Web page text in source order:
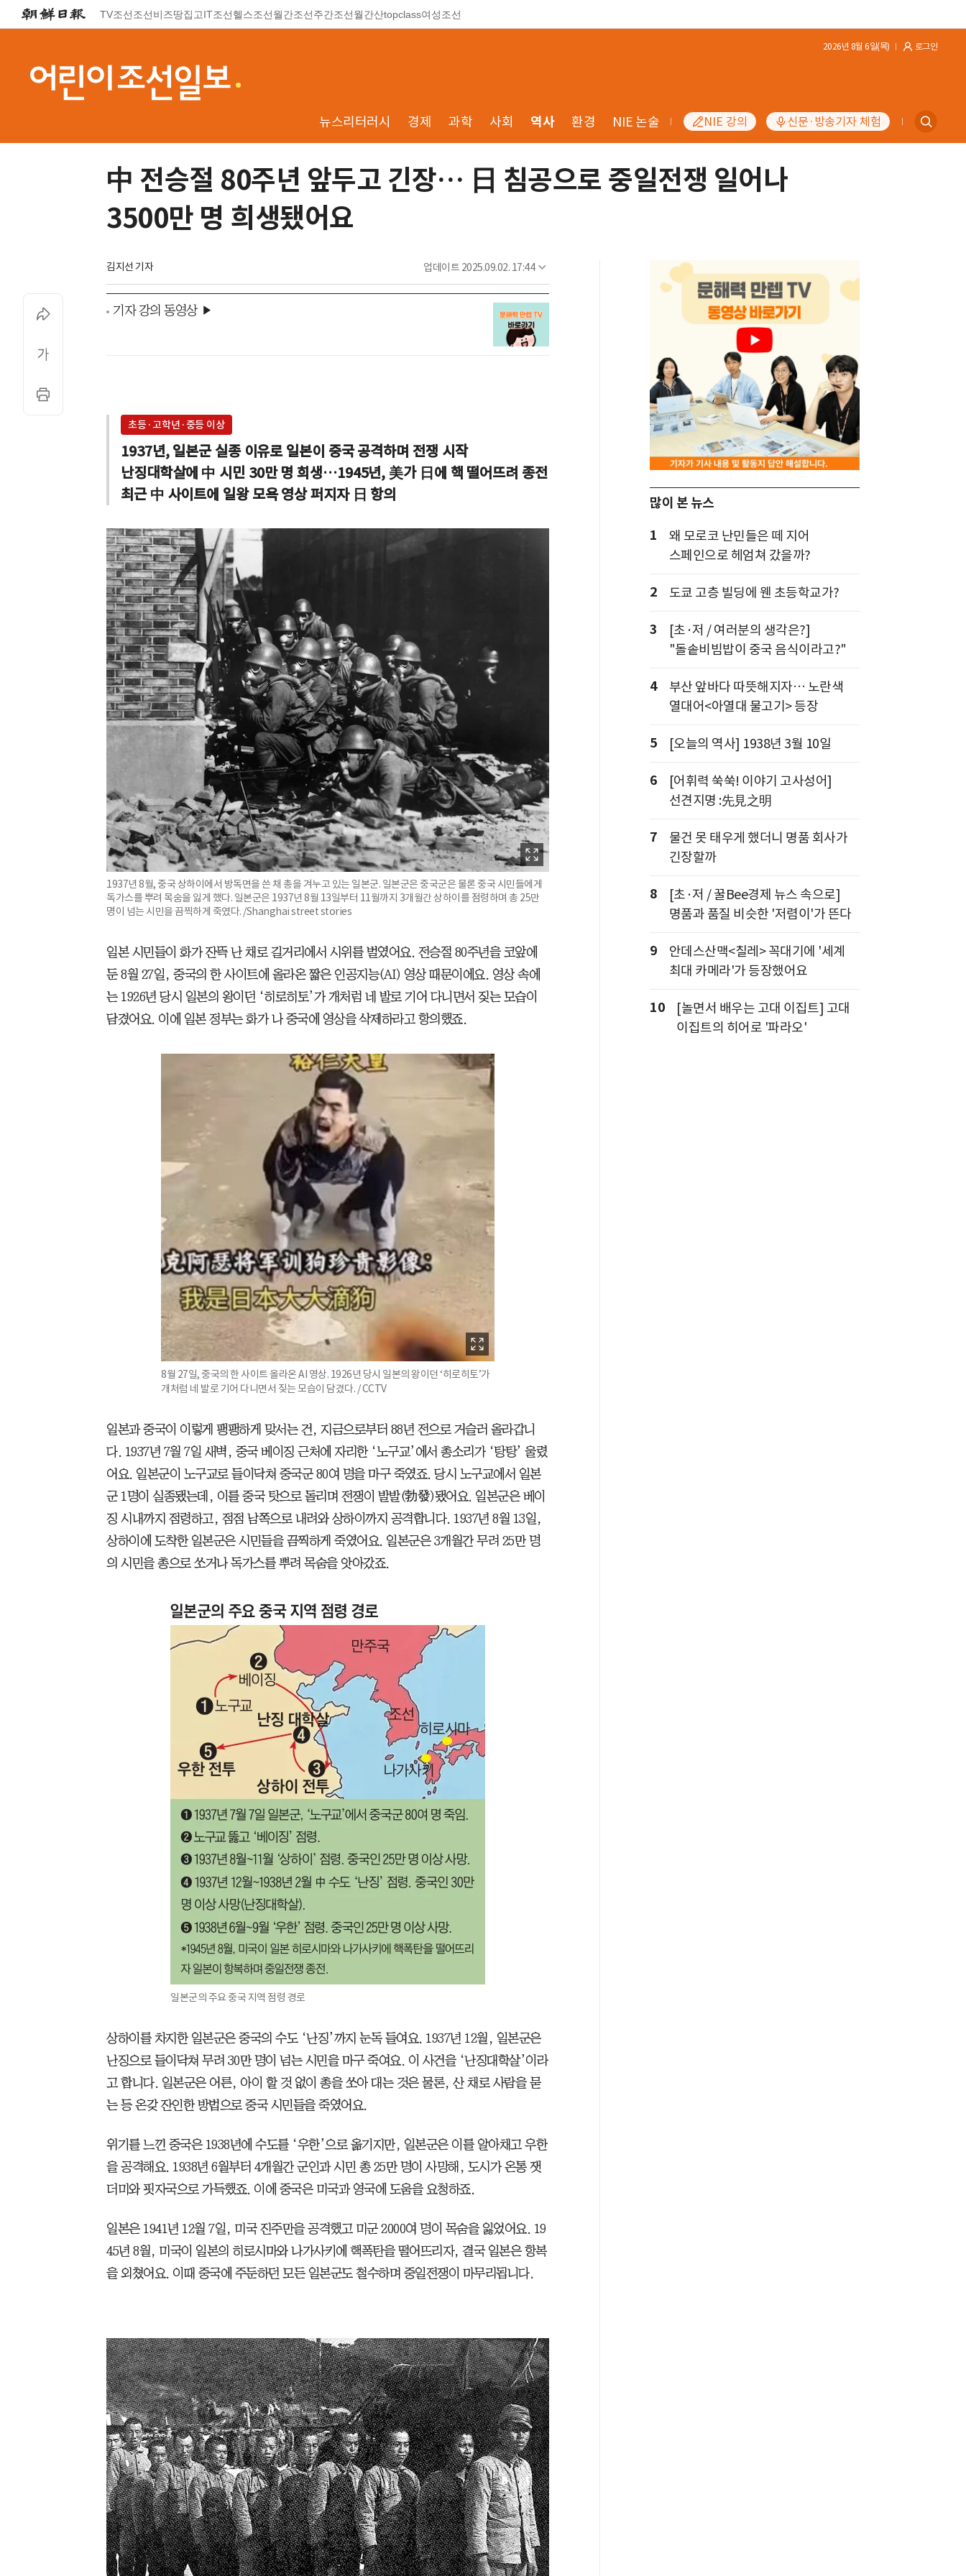
TV조선조선비즈땅집고IT조선헬스조선월간조선주간조선월간산topclass여성조선
2026년 8월 6일(목) 로그인
뉴스리터러시 경제 과학 사회 역사 환경 NIE 논술 NIE 강의 신문·방송기자 체험
中 전승절 80주년 앞두고 긴장… 日 침공으로 중일전쟁 일어나
3500만 명 희생됐어요
김지선 기자 업데이트 2025.09.02. 17:44
기자 강의 동영상 ▶
초등·고학년·중등 이상
1937년, 일본군 실종 이유로 일본이 중국 공격하며 전쟁 시작
난징대학살에 中 시민 30만 명 희생…1945년, 美가 日에 핵 떨어뜨려 종전
최근 中 사이트에 일왕 모욕 영상 퍼지자 日 항의
1937년 8월, 중국 상하이에서 방독면을 쓴 채 총을 겨누고 있는 일본군. 일본군은 중국군은 물론 중국 시민들에게
독가스를 뿌려 목숨을 잃게 했다. 일본군은 1937년 8월 13일부터 11월까지 3개월간 상하이를 점령하며 총 25만
명이 넘는 시민을 끔찍하게 죽였다. /Shanghai street stories
일본 시민들이 화가 잔뜩 난 채로 길거리에서 시위를 벌였어요. 전승절 80주년을 코앞에
둔 8월 27일, 중국의 한 사이트에 올라온 짧은 인공지능(AI) 영상 때문이에요. 영상 속에
는 1926년 당시 일본의 왕이던 ‘히로히토’가 개처럼 네 발로 기어 다니면서 짖는 모습이
담겼어요. 이에 일본 정부는 화가 나 중국에 영상을 삭제하라고 항의했죠.
8월 27일, 중국의 한 사이트 올라온 AI 영상. 1926년 당시 일본의 왕이던 ‘히로히토’가
개처럼 네 발로 기어 다니면서 짖는 모습이 담겼다. / CCTV
일본과 중국이 이렇게 팽팽하게 맞서는 건, 지금으로부터 88년 전으로 거슬러 올라갑니
다. 1937년 7월 7일 새벽, 중국 베이징 근처에 자리한 ‘노구교’에서 총소리가 ‘탕탕’ 울렸
어요. 일본군이 노구교로 들이닥쳐 중국군 80여 명을 마구 죽였죠. 당시 노구교에서 일본
군 1명이 실종됐는데, 이를 중국 탓으로 돌리며 전쟁이 발발(勃發)됐어요. 일본군은 베이
징 시내까지 점령하고, 점점 남쪽으로 내려와 상하이까지 공격합니다. 1937년 8월 13일,
상하이에 도착한 일본군은 시민들을 끔찍하게 죽였어요. 일본군은 3개월간 무려 25만 명
의 시민을 총으로 쏘거나 독가스를 뿌려 목숨을 앗아갔죠.
일본군의 주요 중국 지역 점령 경로
상하이를 차지한 일본군은 중국의 수도 ‘난징’까지 눈독 들여요. 1937년 12월, 일본군은
난징으로 들이닥쳐 무려 30만 명이 넘는 시민을 마구 죽여요. 이 사건을 ‘난징대학살’이라
고 합니다. 일본군은 어른, 아이 할 것 없이 총을 쏘아 대는 것은 물론, 산 채로 사람을 묻
는 등 온갖 잔인한 방법으로 중국 시민들을 죽였어요.
위기를 느낀 중국은 1938년에 수도를 ‘우한’으로 옮기지만, 일본군은 이를 알아채고 우한
을 공격해요. 1938년 6월부터 4개월간 군인과 시민 총 25만 명이 사망해, 도시가 온통 잿
더미와 핏자국으로 가득했죠. 이에 중국은 미국과 영국에 도움을 요청하죠.
일본은 1941년 12월 7일, 미국 진주만을 공격했고 미군 2000여 명이 목숨을 잃었어요. 19
45년 8월, 미국이 일본의 히로시마와 나가사키에 핵폭탄을 떨어뜨리자, 결국 일본은 항복
을 외쳤어요. 이때 중국에 주둔하던 모든 일본군도 철수하며 중일전쟁이 마무리됩니다.
많이 본 뉴스
1
왜 모로코 난민들은 떼 지어
스페인으로 헤엄쳐 갔을까?
2 도쿄 고층 빌딩에 웬 초등학교가?
3
[초·저 / 여러분의 생각은?]
"돌솥비빔밥이 중국 음식이라고?"
4
부산 앞바다 따뜻해지자… 노란색
열대어<아열대 물고기> 등장
5 [오늘의 역사] 1938년 3월 10일
6
[어휘력 쑥쑥! 이야기 고사성어]
선견지명 :先見之明
7
물건 못 태우게 했더니 명품 회사가
긴장할까
8
[초·저 / 꿀Bee경제 뉴스 속으로]
명품과 품질 비슷한 '저렴이'가 뜬다
9
안데스산맥<칠레> 꼭대기에 '세계
최대 카메라'가 등장했어요
10
[놀면서 배우는 고대 이집트] 고대
이집트의 히어로 '파라오'